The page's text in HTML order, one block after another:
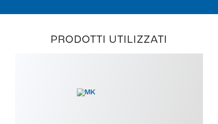
PRODOTTI UTILIZZATI